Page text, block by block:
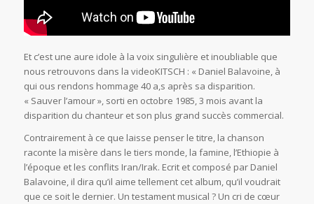
Et c’est une aure idole à la voix singulière et inoubliable que
nous retrouvons dans la videoKITSCH : « Daniel Balavoine, à
qui ous rendons hommage 40 a,s après sa disparition.
« Sauver l’amour », sorti en octobre 1985, 3 mois avant la
disparition du chanteur et son plus grand succès commercial.
Contrairement à ce que laisse penser le titre, la chanson
raconte la misère dans le tiers monde, la famine, l’Ethiopie à
l’époque et les conflits Iran/Irak. Ecrit et composé par Daniel
Balavoine, il dira qu’il aime tellement cet album, qu’il voudrait
que ce soit le dernier. Un testament musical ? Un cri de cœur